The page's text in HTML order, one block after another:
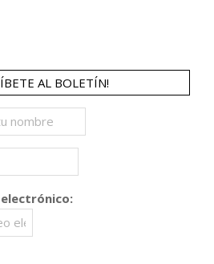
AL BOLETÍN!